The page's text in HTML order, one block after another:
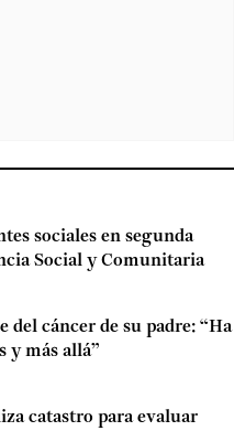
sociales en segunda
Social y Comunitaria
del cáncer de su padre: “Ha
y más allá”
catastro para evaluar